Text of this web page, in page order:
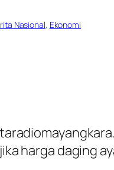
Nasional, Ekonomi
harga daging